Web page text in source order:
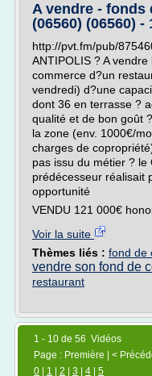
A vendre - fonds
(06560) (06560) -
http://pvt.fm/pub/
ANTIPOLIS ? A
commerce d?un
vendredi) d?une
dont 36 en terrasse ?
qualité et de bon goût
la zone (env. 1000€/
charges de
pas issu du métier ? le
prédécesseur réalisait
opportunité
VENDU 121 000€
Voir la suite
Thèmes liés : fond de
vendre son fond de
restaurant
1 - 10 de 56 Vidéos
Page : Première | <
0
1 2 3 4 5